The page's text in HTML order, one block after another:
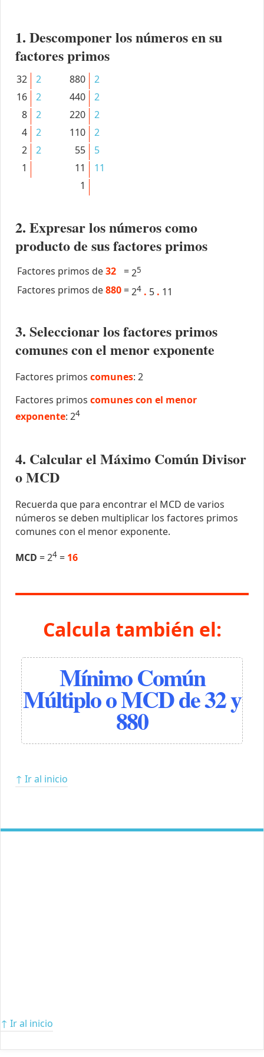
1. Descomponer los números en su
factores primos
32
2
16
2
8
2
4
2
2
2
1
880
2
440
2
220
2
110
2
55
5
11
11
1
2. Expresar los números como
producto de sus factores primos
Factores primos de32 =25
Factores primos de880 =24 . 5 . 11
3. Seleccionar los factores primos
comunes con el menor exponente
Factores primos comunes: 2
Factores primos comunes con el menor
exponente: 24
4. Calcular el Máximo Común Divisor
o MCD
Recuerda que para encontrar el MCD de varios
números se deben multiplicar los factores primos
comunes con el menor exponente.
MCD = 24= 16
Calcula también el:
Mínimo Común
Múltiplo o MCD de 32 y
880
↑ Ir al inicio
↑ Ir al inicio